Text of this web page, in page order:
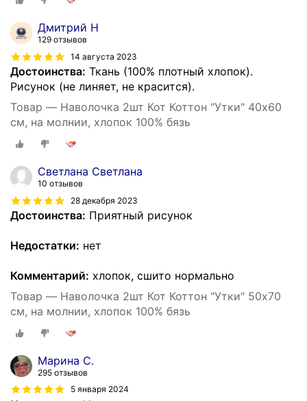
Дмитрий Н
129 отзывов
14 августа 2023
Достоинства: Ткань (100% плотный хлопок).
Рисунок (не линяет, не красится).
Товар — Наволочка 2шт Кот Коттон "Утки" 40х60
см, на молнии, хлопок 100% бязь
Светлана Светлана
10 отзывов
28 декабря 2023
Достоинства: Приятный рисунок
Недостатки: нет
Комментарий: хлопок, сшито нормально
Товар — Наволочка 2шт Кот Коттон "Утки" 50х70
см, на молнии, хлопок 100% бязь
Марина С.
295 отзывов
5 января 2024